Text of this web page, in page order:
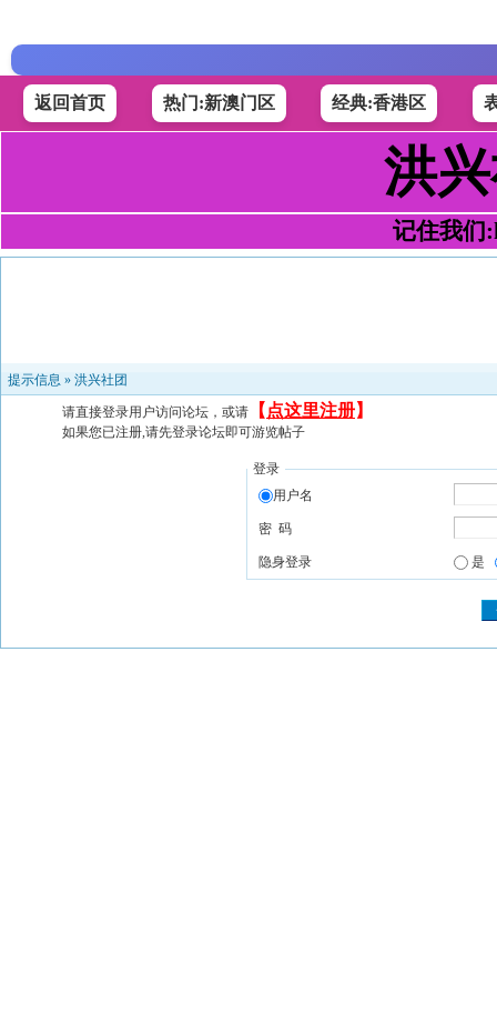
返回首页 热门:新澳门区 经典:香港区
洪
记住我们
提示信息 » 洪兴社团
请直接登录用户访问论坛，或请 【 点这里注册】
如果您已注册,请先登录论坛即可游览帖子
登录
用户名
密 码
隐身登录 是